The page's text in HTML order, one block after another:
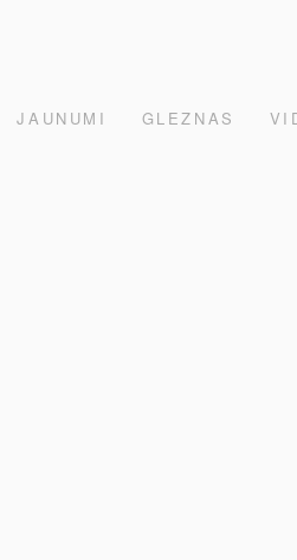
JAUNUMI GLEZNAS